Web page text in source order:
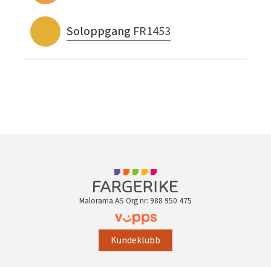
Soloppgang FR1453
Malorama AS Org nr: 988 950 475
Kundeklubb